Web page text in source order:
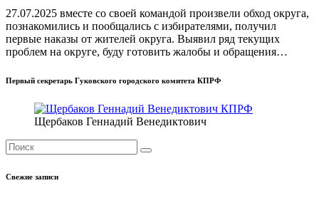
27.07.2025 вместе со своей командой произвели обход округа,
познакомились и пообщались с избирателями, получил
первые наказы от жителей округа. Выявил ряд текущих
проблем на округе, буду готовить жалобы и обращения…
Первый секретарь Гуковского городского комитета КПРФ
Щербаков Геннадий Венедиктович
Свежие записи